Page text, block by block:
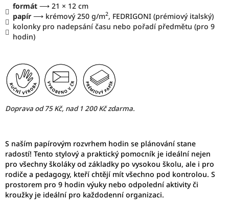
formát ⟶ 21 × 12 cm
papír ⟶ krémový 250 g/m2, FEDRIGONI (prémiový italský)
kolonky pro nadepsání času nebo pořadí předmětu (pro 9
hodin)
Doprava od 75 Kč, nad 1 200 Kč zdarma.
S naším papírovým rozvrhem hodin se plánování stane
radostí! Tento stylový a praktický pomocník je ideální nejen
pro všechny školáky od základky po vysokou školu, ale i pro
rodiče a pedagogy, kteří chtějí mít všechno pod kontrolou. S
prostorem pro 9 hodin výuky nebo odpolední aktivity či
kroužky je ideální pro každodenní organizaci.